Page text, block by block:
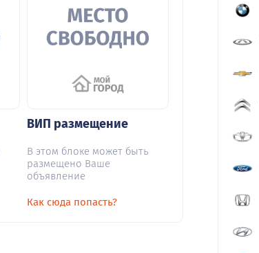
ВИП размещение
В этом блоке может быть
размещено Ваше
объявление
Как сюда попасть?